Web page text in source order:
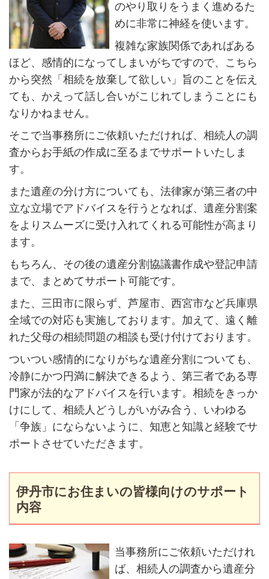
のやり取りをうまく進めるた
めに非常に神経を使います。
複雑な家族関係であればある
ほど、感情的になってしまいがちですので、こちら
から突然「相続を放棄して欲しい」旨のことを伝え
ても、かえって話し合いがこじれてしまうことにも
なりかねません。
そこで当事務所にご依頼いただければ、相続人の調
査からお手紙の作成に至るまでサポートいたしま
す。
また遺産の分け方についても、法律家が第三者の中
立な立場でアドバイスを行うとなれば、遺産分割案
をよりスムーズに受け入れてくれる可能性が高まり
ます。
もちろん、その後の遺産分割協議書作成や登記申請
まで、まとめてサポート可能です。
また、三田 市に限らず、 芦屋市、西宮市など兵庫県
全域での対応も実施しております。加えて、遠く離
れた父母の相続問題の相談も受け付けております。
ついつい感情的になりがちな遺産分割についても、
冷静にかつ円満に解決できるよう、第三者である専
門家が法的なアドバイスを行います。相続をきっか
けにして、相続人どうしがいがみ合う、いわゆる
「争族」にならないように、知恵と知識と経験でサ
ポートさせていただきます。
伊丹市にお住まいの皆様向けのサポート
内容
当事務所にご依頼いただけれ
ば、相続人の調査から遺産分